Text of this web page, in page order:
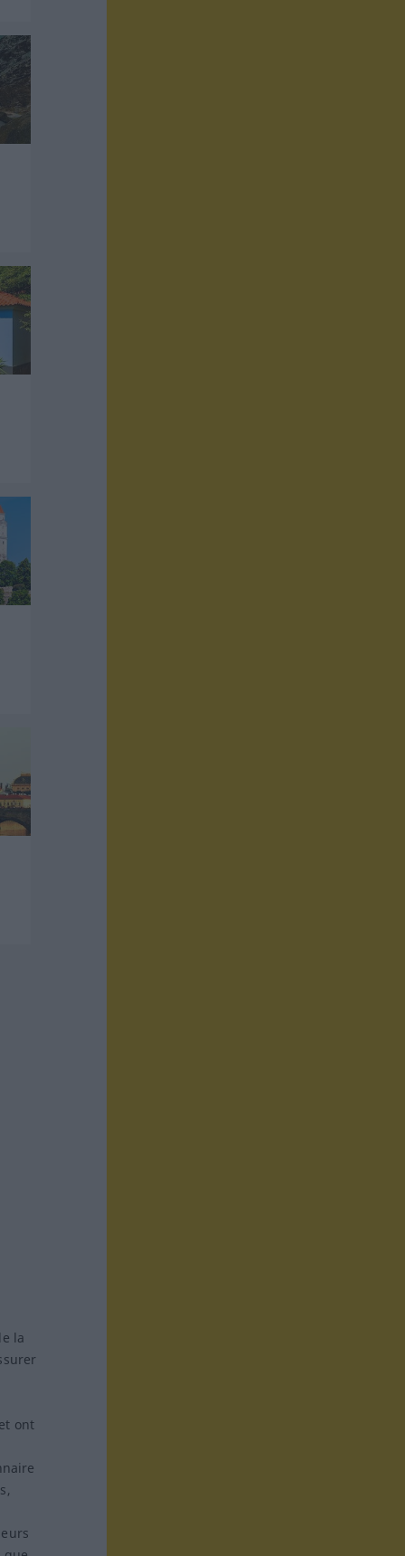
la
ont